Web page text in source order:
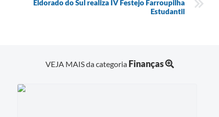
Eldorado do Sul realiza IV Festejo Farroupilha
Estudantil
VEJA MAIS da categoria Finanças